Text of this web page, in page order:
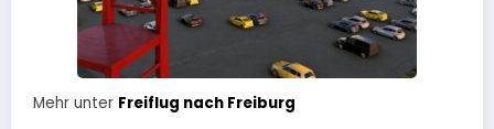
Mehr unter Freiflug nach Freiburg